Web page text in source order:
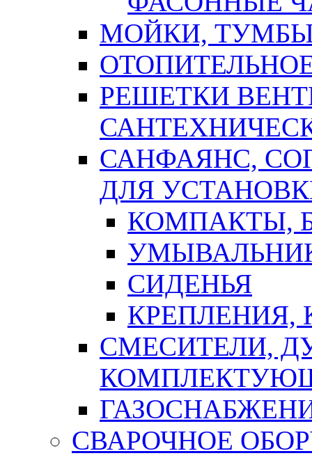
МОЙКИ,
РЕШЕТКИ
САНФАЯНС,
ДЛЯ
КОМПАКТЫ,
СИДЕНЬЯ
СМЕСИТЕЛИ,
СВАРОЧНОЕ